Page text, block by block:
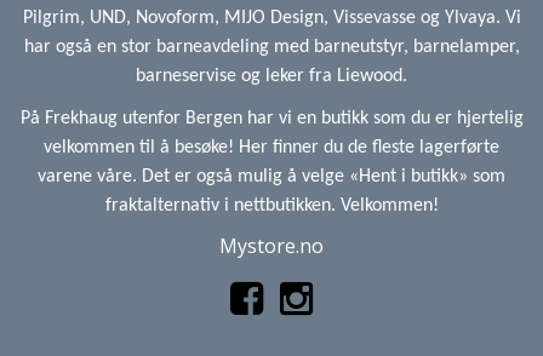
Pilgrim, UND, Novoform, MIJO Design, Vissevasse og Ylvaya. Vi
har også en stor barneavdeling med barneutstyr, barnelamper,
barneservise og leker fra Liewood.
På Frekhaug utenfor Bergen har vi en butikk som du er hjertelig
velkommen til å besøke! Her finner du de fleste lagerførte
varene våre. Det er også mulig å velge «Hent i butikk» som
fraktalternativ i nettbutikken. Velkommen!
Mystore.no